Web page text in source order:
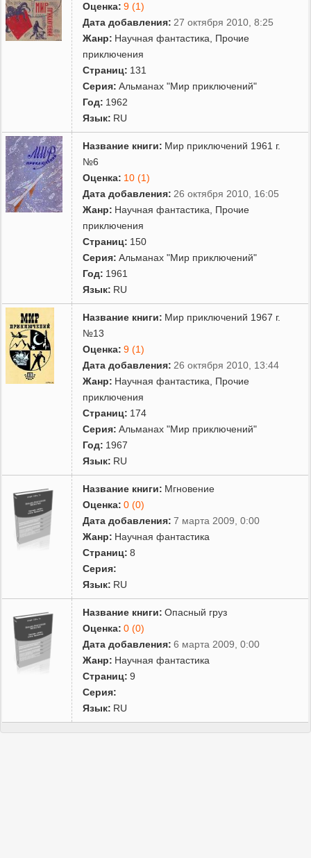
Оценка: 9 (1)
Дата добавления: 27 октября 2010, 8:25
Жанр: Научная фантастика
Прочие
приключения
Страниц: 131
Серия: Альманах "Мир приключений"
Год: 1962
Язык: RU
Название книги: Мир приключений 1961 г.
№6
Оценка: 10 (1)
Дата добавления: 26 октября 2010, 16:05
Жанр: Научная фантастика
Прочие
приключения
Страниц: 150
Серия: Альманах "Мир приключений"
Год: 1961
Язык: RU
Название книги: Мир приключений 1967 г.
№13
Оценка: 9 (1)
Дата добавления: 26 октября 2010, 13:44
Жанр: Научная фантастика
Прочие
приключения
Страниц: 174
Серия: Альманах "Мир приключений"
Год: 1967
Язык: RU
Название книги: Мгновение
Оценка: 0 (0)
Дата добавления: 7 марта 2009, 0:00
Жанр: Научная фантастика
Страниц: 8
Серия:
Язык: RU
Название книги: Опасный груз
Оценка: 0 (0)
Дата добавления: 6 марта 2009, 0:00
Жанр: Научная фантастика
Страниц: 9
Серия:
Язык: RU